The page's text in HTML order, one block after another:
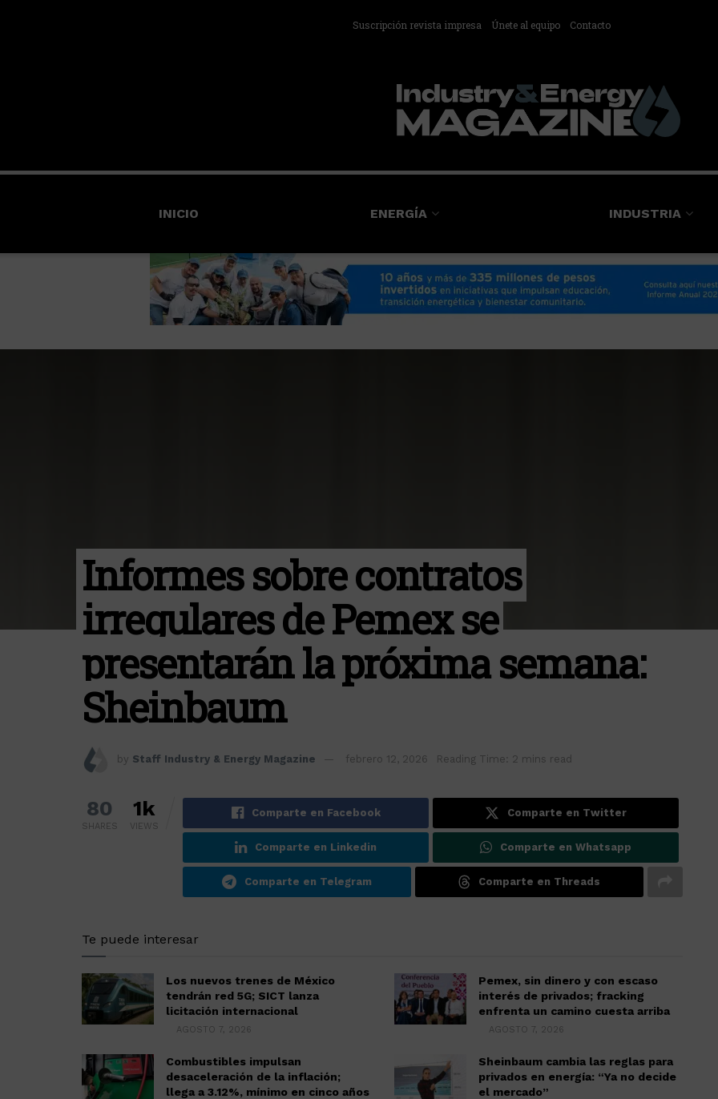
Suscripción revista impresa Únete al equipo Contacto
INICIO ENERGÍA INDUSTRIA
Informes sobre contratos
irregulares de Pemex se
presentarán la próxima semana:
Sheinbaum
by Staff Industry & Energy Magazine febrero 12, 2026 Reading Time: 2 mins read
80
SHARES
1k
VIEWS
Comparte en Facebook Comparte en Twitter
Comparte en Linkedin Comparte en Whatsapp
Comparte en Telegram Comparte en Threads
Te puede interesar
Los nuevos trenes de México
tendrán red 5G; SICT lanza
licitación internacional
AGOSTO 7, 2026
Pemex, sin dinero y con escaso
interés de privados; fracking
enfrenta un camino cuesta arriba
AGOSTO 7, 2026
Combustibles impulsan
desaceleración de la inflación;
llega a 3.12%, mínimo en cinco años
Sheinbaum cambia las reglas para
privados en energía: “Ya no decide
el mercado”